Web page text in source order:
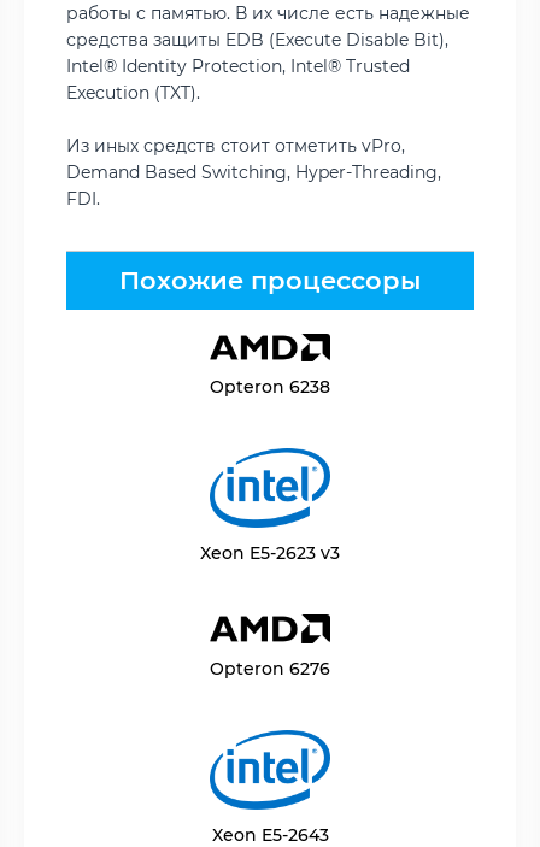
работы с памятью. В их числе есть надежные
средства защиты EDB (Execute Disable Bit),
Intel® Identity Protection, Intel® Trusted
Execution (TXT).
Из иных средств стоит отметить vPro,
Demand Based Switching, Hyper-Threading,
FDI.
Похожие процессоры
Opteron 6238
Xeon E5-2623 v3
Opteron 6276
Xeon E5-2643